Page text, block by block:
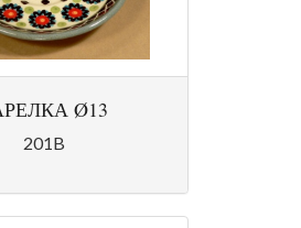
Ø13
201B